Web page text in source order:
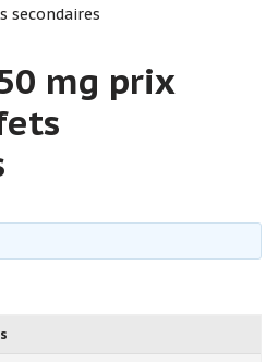
secondaires
mg prix